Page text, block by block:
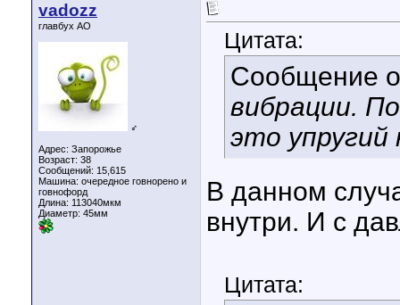
vadozz
главбух АО
♂
Адрес: Запорожье
Возраст: 38
Сообщений: 15,615
Машина: очередное говнорено и
говнофорд
Длина: 113040мкм
Диаметр: 45мм
Цитата:
Сообщение
вибрации.
это
В данном
внутри. И с
Цитата: